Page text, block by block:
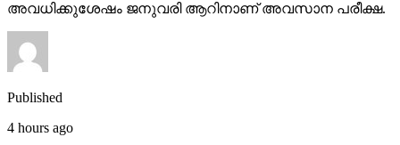
അവധിക്കുശേഷം ജനുവരി ആറിനാണ് അവസാന പരീക്ഷ.
Published
4 hours ago